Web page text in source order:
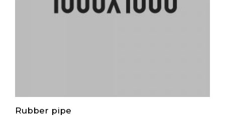
Rubber pipe